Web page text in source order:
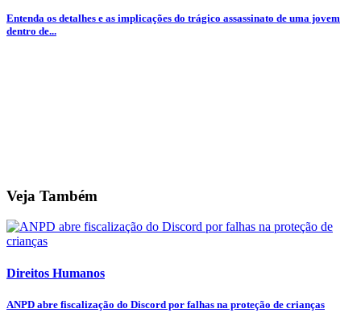
Entenda os detalhes e as implicações do trágico assassinato de uma jovem
dentro de...
Veja Também
Direitos Humanos
ANPD abre fiscalização do Discord por falhas na proteção de crianças